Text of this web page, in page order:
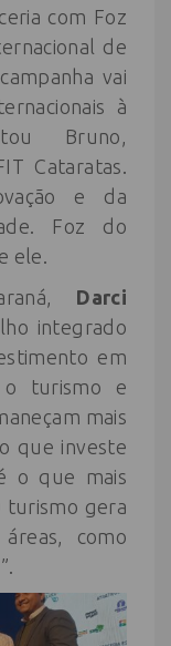
com Foz
de
vai
à
Bruno,
Cataratas.
e da
Foz do
ele.
Darci
integrado
em
o turismo e
mais
que investe
o que mais
turismo gera
como